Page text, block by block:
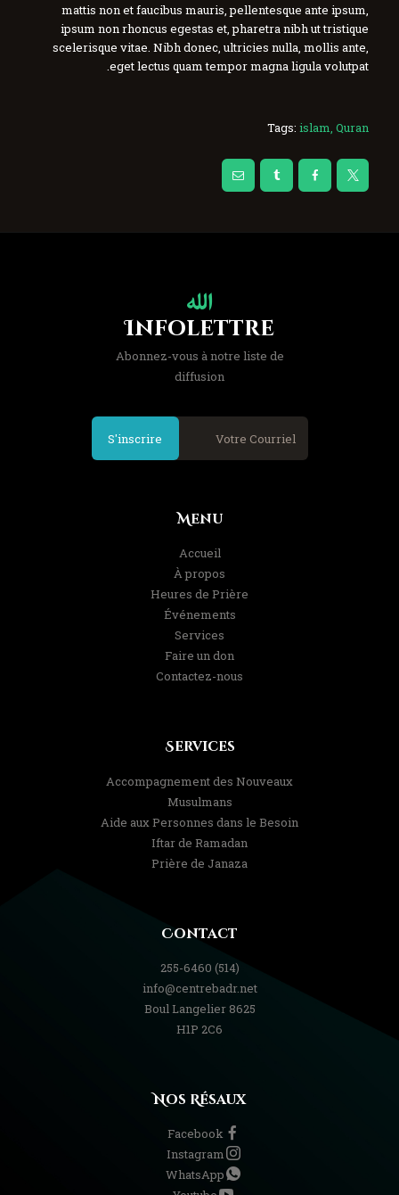
mattis non et faucibus mauris, pellentesque ante ipsum,
ipsum non rhoncus egestas et, pharetra nibh ut tristique
scelerisque vitae. Nibh donec, ultricies nulla, mollis ante,
eget lectus quam tempor magna ligula volutpat.
Tags: islam,Quran
Infolettre
Abonnez-vous à notre liste de
diffusion
S'inscrire
Menu
Accueil
À propos
Heures de Prière
Événements
Services
Faire un don
Contactez-nous
Services
Accompagnement des Nouveaux
Musulmans
Aide aux Personnes dans le Besoin
Iftar de Ramadan
Prière de Janaza
Contact
(514) 255-6460
info@centrebadr.net
8625 Boul Langelier
H1P 2C6
Nos Résaux
Facebook
Instagram
WhatsApp